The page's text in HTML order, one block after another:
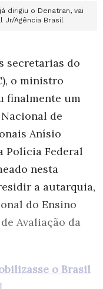
dirigiu o Denatran, vai
Agência Brasil
secretarias do
o ministro
finalmente um
de
Anísio
Polícia Federal
nesta
a autarquia,
do Ensino
Avaliação da
o Brasil